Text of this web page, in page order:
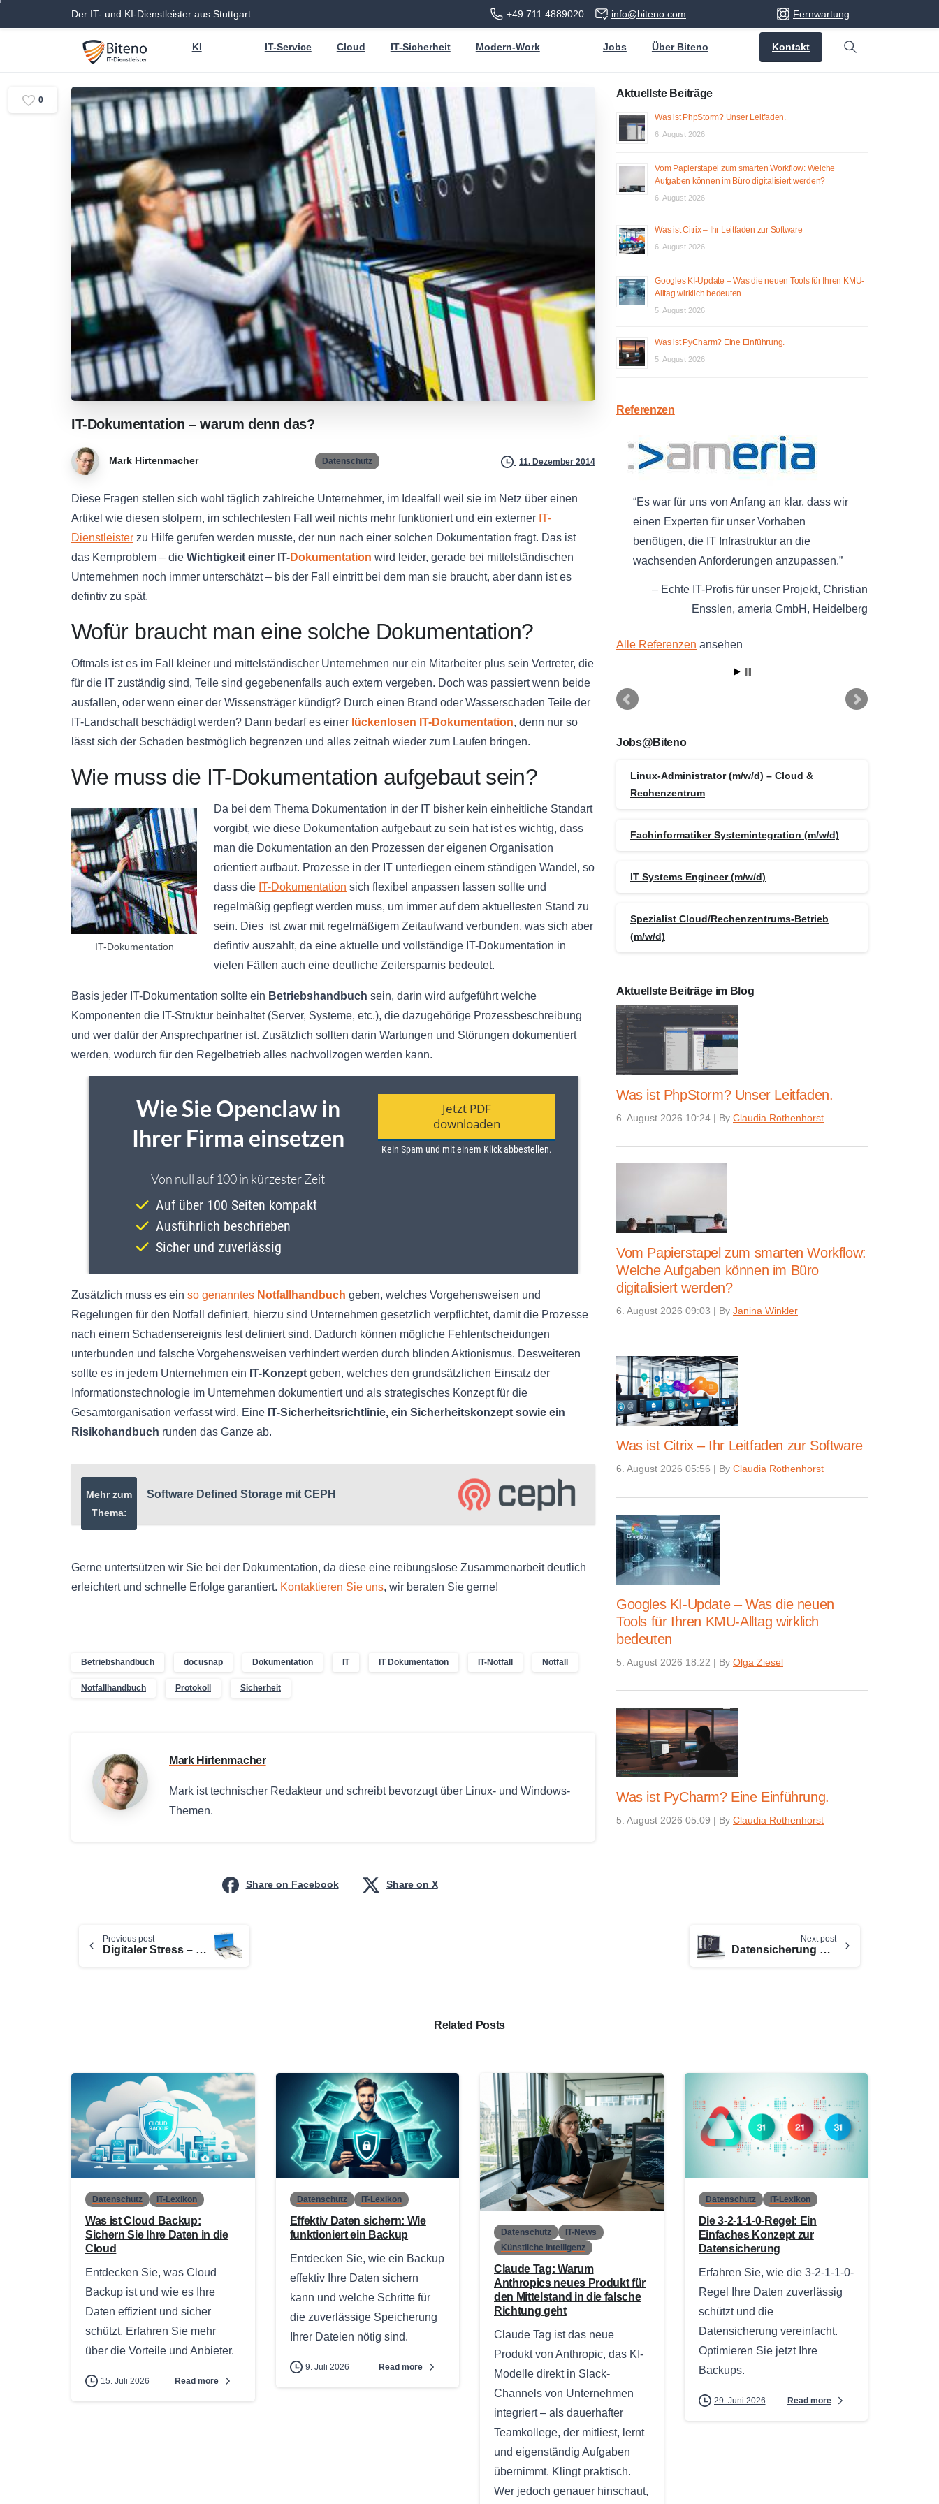
Der IT- und KI-Dienstleister aus Stuttgart +49 711 4889020 info@biteno.com Fernwartung
KI IT-Service Cloud IT-Sicherheit Modern-Work Jobs Über Biteno Kontakt
Search
IT-Dokumentation – warum denn das?
Mark Hirtenmacher Datenschutz 11. Dezember 2014
Diese Fragen stellen sich wohl täglich zahlreiche Unternehmer, im Idealfall weil sie im Netz über einen
Artikel wie diesen stolpern, im schlechtesten Fall weil nichts mehr funktioniert und ein externer IT-
Dienstleister zu Hilfe gerufen werden musste, der nun nach einer solchen Dokumentation fragt. Das ist
das Kernproblem – die Wichtigkeit einer IT-Dokumentation wird leider, gerade bei mittelständischen
Unternehmen noch immer unterschätzt – bis der Fall eintritt bei dem man sie braucht, aber dann ist es
defintiv zu spät.
Wofür braucht man eine solche Dokumentation?
Oftmals ist es im Fall kleiner und mittelständischer Unternehmen nur ein Mitarbeiter plus sein Vertreter, die
für die IT zuständig sind, Teile sind gegebenenfalls auch extern vergeben. Doch was passiert wenn beide
ausfallen, oder wenn einer der Wissensträger kündigt? Durch einen Brand oder Wasserschaden Teile der
IT-Landschaft beschädigt werden? Dann bedarf es einer lückenlosen IT-Dokumentation, denn nur so
lässt sich der Schaden bestmöglich begrenzen und alles zeitnah wieder zum Laufen bringen.
Wie muss die IT-Dokumentation aufgebaut sein?
IT-Dokumentation
Da bei dem Thema Dokumentation in der IT bisher kein einheitliche Standart
vorgibt, wie diese Dokumentation aufgebaut zu sein hat ist es wichtig, dass
man die Dokumentation an den Prozessen der eigenen Organisation
orientiert aufbaut. Prozesse in der IT unterliegen einem ständigen Wandel, so
dass die IT-Dokumentation sich flexibel anpassen lassen sollte und
regelmäßig gepflegt werden muss, um immer auf dem aktuellesten Stand zu
sein. Dies ist zwar mit regelmäßigem Zeitaufwand verbunden, was sich aber
defintiv auszahlt, da eine aktuelle und vollständige IT-Dokumentation in
vielen Fällen auch eine deutliche Zeitersparnis bedeutet.
Basis jeder IT-Dokumentation sollte ein Betriebshandbuch sein, darin wird aufgeführt welche
Komponenten die IT-Struktur beinhaltet (Server, Systeme, etc.), die dazugehörige Prozessbeschreibung
und wer dafür der Ansprechpartner ist. Zusätzlich sollten darin Wartungen und Störungen dokumentiert
werden, wodurch für den Regelbetrieb alles nachvollzogen werden kann.
Zusätzlich muss es ein so genanntes Notfallhandbuch geben, welches Vorgehensweisen und
Regelungen für den Notfall definiert, hierzu sind Unternehmen gesetzlich verpflichtet, damit die Prozesse
nach einem Schadensereignis fest definiert sind. Dadurch können mögliche Fehlentscheidungen
unterbunden und falsche Vorgehensweisen verhindert werden durch blinden Aktionismus. Desweiteren
sollte es in jedem Unternehmen ein IT-Konzept geben, welches den grundsätzlichen Einsatz der
Informationstechnologie im Unternehmen dokumentiert und als strategisches Konzept für die
Gesamtorganisation verfasst wird. Eine IT-Sicherheitsrichtlinie, ein Sicherheitskonzept sowie ein
Risikohandbuch runden das Ganze ab.
Mehr zum
Thema:
Software Defined Storage mit CEPH
Gerne untertsützen wir Sie bei der Dokumentation, da diese eine reibungslose Zusammenarbeit deutlich
erleichtert und schnelle Erfolge garantiert. Kontaktieren Sie uns, wir beraten Sie gerne!
Betriebshandbuch docusnap Dokumentation IT IT Dokumentation IT-Notfall Notfall
Notfallhandbuch Protokoll Sicherheit
0
Mark Hirtenmacher
Mark ist technischer Redakteur und schreibt bevorzugt über Linux- und Windows-
Themen.
Share on Facebook Share on X
Aktuellste Beiträge
Was ist PhpStorm? Unser Leitfaden.
6. August 2026
Vom Papierstapel zum smarten Workflow: Welche
Aufgaben können im Büro digitalisiert werden?
6. August 2026
Was ist Citrix – Ihr Leitfaden zur Software
6. August 2026
Googles KI-Update – Was die neuen Tools für Ihren KMU-
Alltag wirklich bedeuten
5. August 2026
Was ist PyCharm? Eine Einführung.
5. August 2026
Referenzen
Es war für uns von Anfang an klar, dass wir
einen Experten für unser Vorhaben
benötigen, die IT Infrastruktur an die
wachsenden Anforderungen anzupassen.
Echte IT-Profis für unser Projekt Christian
Ensslen ameria GmbH Heidelberg
Alle Referenzen ansehen
Jobs@Biteno
Linux-Administrator (m/w/d) – Cloud &
Rechenzentrum
Fachinformatiker Systemintegration (m/w/d)
IT Systems Engineer (m/w/d)
Spezialist Cloud/Rechenzentrums-Betrieb
(m/w/d)
Aktuellste Beiträge im Blog
Was ist PhpStorm? Unser Leitfaden.
6. August 2026 10:24 | By Claudia Rothenhorst
Vom Papierstapel zum smarten Workflow:
Welche Aufgaben können im Büro
digitalisiert werden?
6. August 2026 09:03 | By Janina Winkler
Was ist Citrix – Ihr Leitfaden zur Software
6. August 2026 05:56 | By Claudia Rothenhorst
Googles KI-Update – Was die neuen
Tools für Ihren KMU-Alltag wirklich
bedeuten
5. August 2026 18:22 | By Olga Ziesel
Was ist PyCharm? Eine Einführung.
5. August 2026 05:09 | By Claudia Rothenhorst
Reading
Previous post
Digitaler Stress – was tun gegen die Email-Flut?
Next post
Datensicherung – was ist zu beachten?
Related Posts
0
Datenschutz IT-Lexikon
Was ist Cloud Backup:
Sichern Sie Ihre Daten in die
Cloud
Entdecken Sie, was Cloud
Backup ist und wie es Ihre
Daten effizient und sicher
schützt. Erfahren Sie mehr
über die Vorteile und Anbieter.
15. Juli 2026 Read more
0
Datenschutz IT-Lexikon
Effektiv Daten sichern: Wie
funktioniert ein Backup
Entdecken Sie, wie ein Backup
effektiv Ihre Daten sichern
kann und welche Schritte für
die zuverlässige Speicherung
Ihrer Dateien nötig sind.
9. Juli 2026 Read more
0
Datenschutz
IT-News
Künstliche Intelligenz
Claude Tag: Warum
Anthropics neues Produkt für
den Mittelstand in die falsche
Richtung geht
Claude Tag ist das neue
Produkt von Anthropic, das KI-
Modelle direkt in Slack-
Channels von Unternehmen
integriert – als dauerhafter
Teamkollege, der mitliest, lernt
und eigenständig Aufgaben
übernimmt. Klingt praktisch.
Wer jedoch genauer hinschaut,
0
Datenschutz IT-Lexikon
Die 3-2-1-1-0-Regel: Ein
Einfaches Konzept zur
Datensicherung
Erfahren Sie, wie die 3-2-1-1-0-
Regel Ihre Daten zuverlässig
schützt und die
Datensicherung vereinfacht.
Optimieren Sie jetzt Ihre
Backups.
29. Juni 2026 Read more